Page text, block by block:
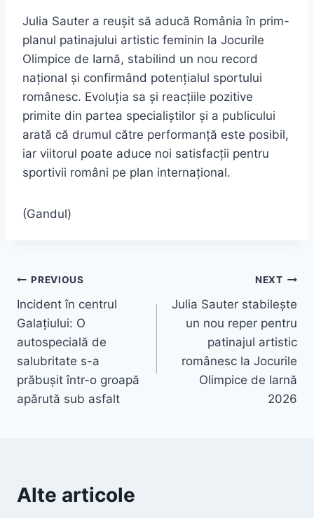
Julia Sauter a reușit să aducă România în prim-
planul patinajului artistic feminin la Jocurile
Olimpice de Iarnă, stabilind un nou record
național și confirmând potențialul sportului
românesc. Evoluția sa și reacțiile pozitive
primite din partea specialiștilor și a publicului
arată că drumul către performanță este posibil,
iar viitorul poate aduce noi satisfacții pentru
sportivii români pe plan internațional.
(Gandul)
Navigare
în
articole
PREVIOUS
Incident în centrul
Galațiului: O
autospecială de
salubritate s-a
prăbușit într-o groapă
apărută sub asfalt
NEXT
Julia Sauter stabilește
un nou reper pentru
patinajul artistic
românesc la Jocurile
Olimpice de Iarnă
2026
Alte articole